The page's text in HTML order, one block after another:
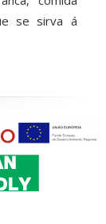
se sirva á